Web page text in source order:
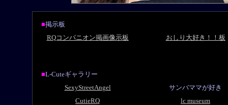
■掲示板
RQコンパニオン掲画像示板
おしり大好き！！板
■L-Cuteギャラリー
SexyStreetAngel
サンバママが好き
CutieRQ
lc museum